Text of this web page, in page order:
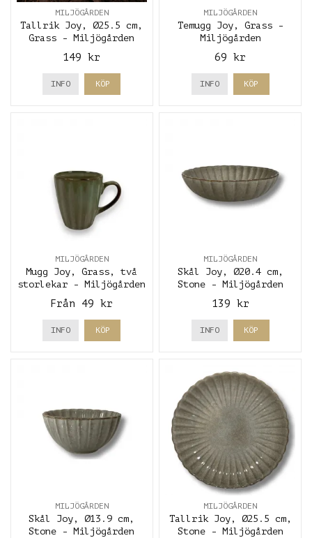
MILJÖGÅRDEN
Tallrik Joy, Ø25.5 cm,
Grass - Miljögården
149 kr
INFO KÖP
MILJÖGÅRDEN
Temugg Joy, Grass -
Miljögården
69 kr
INFO KÖP
MILJÖGÅRDEN
Mugg Joy, Grass, två
storlekar - Miljögården
Från 49 kr
INFO KÖP
MILJÖGÅRDEN
Skål Joy, Ø20.4 cm,
Stone - Miljögården
139 kr
INFO KÖP
MILJÖGÅRDEN
Skål Joy, Ø13.9 cm,
Stone - Miljögården
MILJÖGÅRDEN
Tallrik Joy, Ø25.5 cm,
Stone - Miljögården